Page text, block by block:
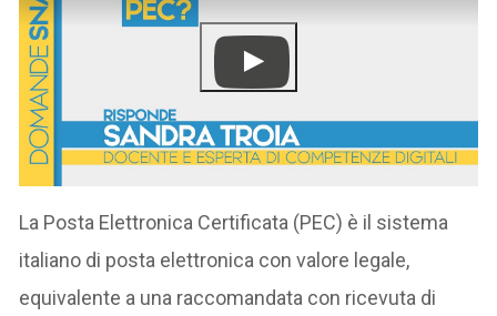
La Posta Elettronica Certificata (PEC) è il sistema
italiano di posta elettronica con valore legale,
equivalente a una raccomandata con ricevuta di